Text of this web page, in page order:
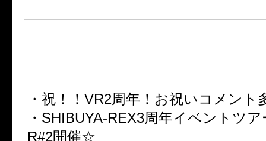
・祝！！VR2周年！お祝いコメント
・SHIBUYA-REX3周年イベントツ
R#2開催☆